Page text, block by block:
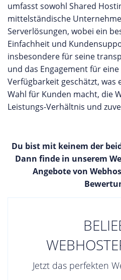
umfasst sowohl Shared
mittelständische
Serverlösungen, wobei ein
Einfachheit und
insbesondere für seine
und das Engagement für
Verfügbarkeit geschätzt, was
Wahl für Kunden macht, die
Leistungs-Verhältnis und
Du bist mit keinem der
Dann finde in unserem
Angebote von
Jetzt das perfekten